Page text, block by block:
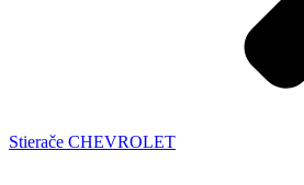
Stierače CHEVROLET